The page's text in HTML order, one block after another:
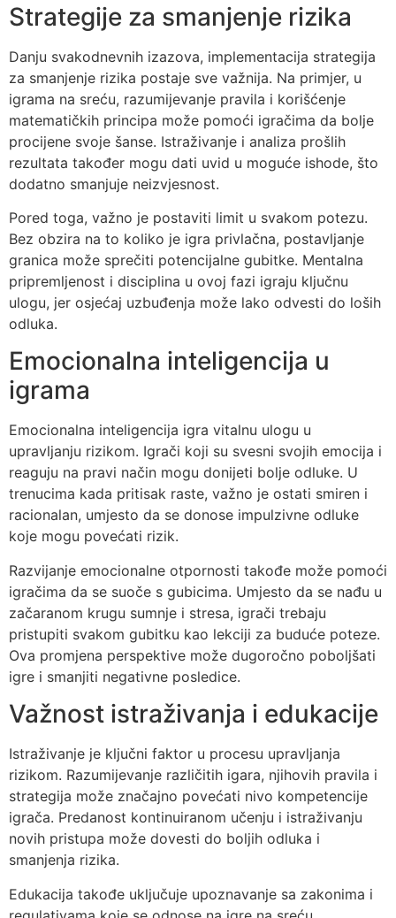
Strategije za smanjenje rizika
Danju svakodnevnih izazova, implementacija strategija
za smanjenje rizika postaje sve važnija. Na primjer, u
igrama na sreću, razumijevanje pravila i korišćenje
matematičkih principa može pomoći igračima da bolje
procijene svoje šanse. Istraživanje i analiza prošlih
rezultata također mogu dati uvid u moguće ishode, što
dodatno smanjuje neizvjesnost.
Pored toga, važno je postaviti limit u svakom potezu.
Bez obzira na to koliko je igra privlačna, postavljanje
granica može sprečiti potencijalne gubitke. Mentalna
pripremljenost i disciplina u ovoj fazi igraju ključnu
ulogu, jer osjećaj uzbuđenja može lako odvesti do loših
odluka.
Emocionalna inteligencija u
igrama
Emocionalna inteligencija igra vitalnu ulogu u
upravljanju rizikom. Igrači koji su svesni svojih emocija i
reaguju na pravi način mogu donijeti bolje odluke. U
trenucima kada pritisak raste, važno je ostati smiren i
racionalan, umjesto da se donose impulzivne odluke
koje mogu povećati rizik.
Razvijanje emocionalne otpornosti takođe može pomoći
igračima da se suoče s gubicima. Umjesto da se nađu u
začaranom krugu sumnje i stresa, igrači trebaju
pristupiti svakom gubitku kao lekciji za buduće poteze.
Ova promjena perspektive može dugoročno poboljšati
igre i smanjiti negativne posledice.
Važnost istraživanja i edukacije
Istraživanje je ključni faktor u procesu upravljanja
rizikom. Razumijevanje različitih igara, njihovih pravila i
strategija može značajno povećati nivo kompetencije
igrača. Predanost kontinuiranom učenju i istraživanju
novih pristupa može dovesti do boljih odluka i
smanjenja rizika.
Edukacija takođe uključuje upoznavanje sa zakonima i